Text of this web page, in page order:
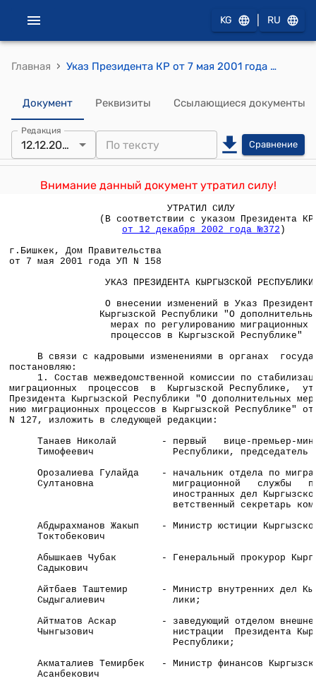
KG RU
Главная › Указ Президента КР от 7 мая 2001 года УП №158 "О внесении изменений в Указ Президента Кыргызской Республики "О дополнительных мерах по регулированию миграционных процессов в Кыргызской Республике"
Документ Реквизиты Ссылающиеся документы
Редакция
12.12.2002 Сравнение
Внимание данный документ утратил силу!